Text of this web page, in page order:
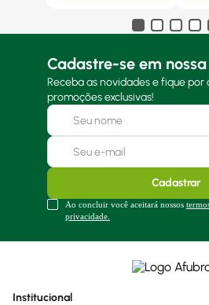
Cadastre-se em
Receba as novidades e fique por
promoções exclusivas!
Cadastrar
Ao concluir você aceitará nossos
privacidade.
Institucional